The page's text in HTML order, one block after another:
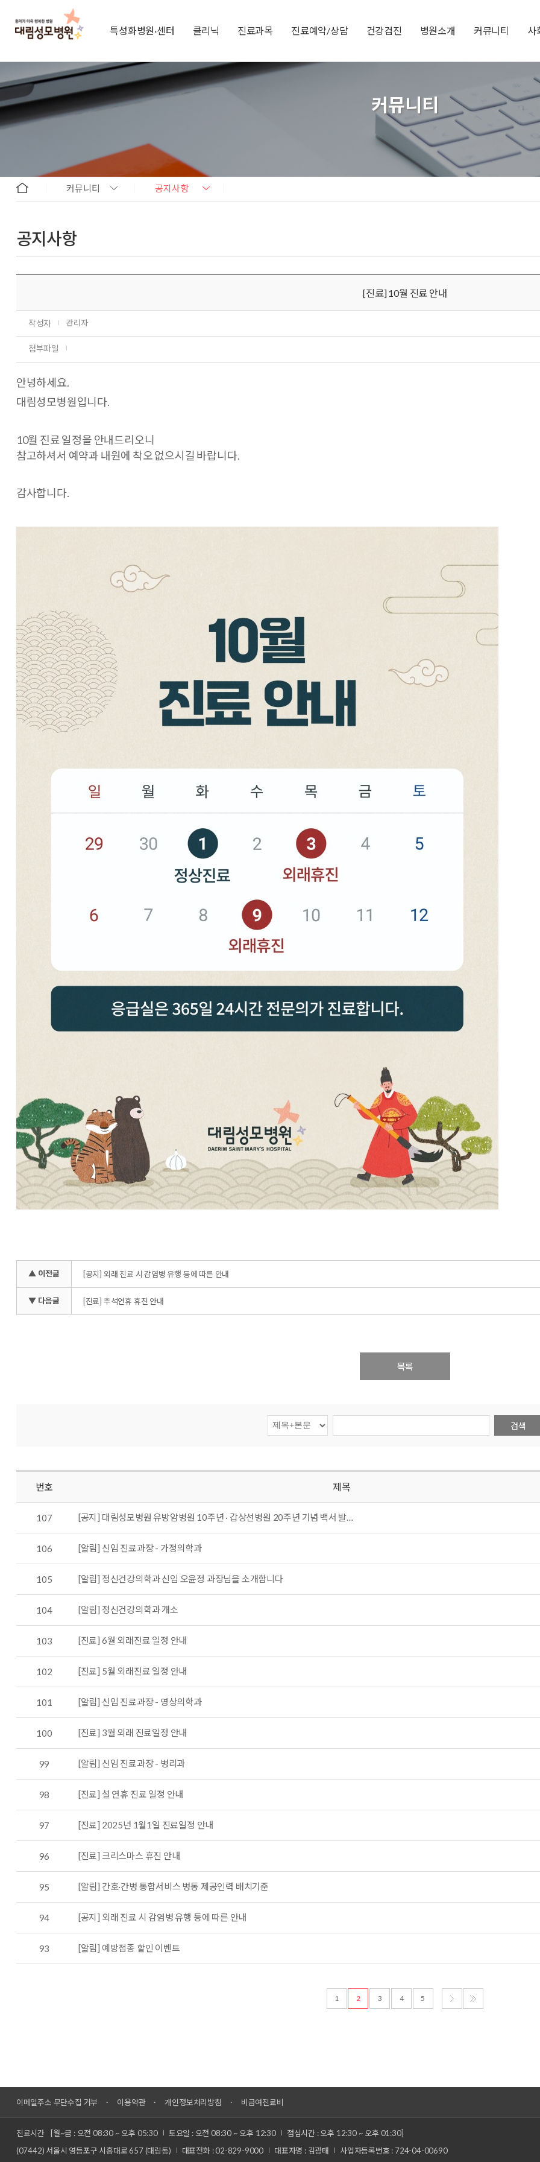
특성화병원·센터 클리닉 진료과목 진료예약/상담 건강검진 병원소개 커뮤니티 사
커뮤니티
커뮤니티 공지사항
공지사항
[진료] 10월 진료 안내
작성자 관리자
첨부파일
안녕하세요.
대림성모병원입니다.
10월 진료 일정을 안내드리오니
참고하셔서 예약과 내원에 착오 없으시길 바랍니다.
감사합니다.
▲ 이전글 [공지] 외래 진료 시 감염병 유행 등에 따른 안내
▼ 다음글 [진료] 추석연휴 휴진 안내
목록
검색
번호 제목
107 [공지] 대림성모병원 유방암병원 10주년 · 갑상선병원 20주년 기념 백서 발…
106 [알림] 신임 진료과장 - 가정의학과
105 [알림] 정신건강의학과 신임 오윤정 과장님을 소개합니다
104 [알림] 정신건강의학과 개소
103 [진료] 6월 외래진료 일정 안내
102 [진료] 5월 외래진료 일정 안내
101 [알림] 신임 진료과장 - 영상의학과
100 [진료] 3월 외래 진료일정 안내
99 [알림] 신임 진료과장 - 병리과
98 [진료] 설 연휴 진료 일정 안내
97 [진료] 2025년 1월1일 진료일정 안내
96 [진료] 크리스마스 휴진 안내
95 [알림] 간호·간병 통합서비스 병동 제공인력 배치기준
94 [공지] 외래 진료 시 감염병 유행 등에 따른 안내
93 [알림] 예방접종 할인 이벤트
1 2 3 4 5
이메일주소 무단수집 거부 이용약관 개인정보처리방침 비급여진료비
진료시간 [월~금 : 오전 08:30 ~ 오후 05:30 토요일 : 오전 08:30 ~ 오후 12:30
점심시간 : 오후 12:30 ~ 오후 01:30]
(07442) 서울시 영등포구 시흥대로 657 (대림동)
대표전화 : 02-829-9000 대표자명 : 김광태 사업자등록번호 : 724-04-00690